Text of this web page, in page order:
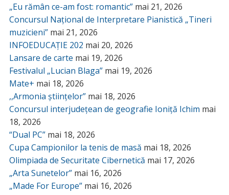
„Eu rămân ce-am fost: romantic” mai 21, 2026
Concursul Național de Interpretare Pianistică „Tineri
muzicieni” mai 21, 2026
INFOEDUCAȚIE 202 mai 20, 2026
Lansare de carte mai 19, 2026
Festivalul „Lucian Blaga” mai 19, 2026
Mate+ mai 18, 2026
,,Armonia științelor” mai 18, 2026
Concursul interjudețean de geografie Ioniță Ichim mai
18, 2026
“Dual PC” mai 18, 2026
Cupa Campionilor la tenis de masă mai 18, 2026
Olimpiada de Securitate Cibernetică mai 17, 2026
„Arta Sunetelor” mai 16, 2026
„Made For Europe” mai 16, 2026